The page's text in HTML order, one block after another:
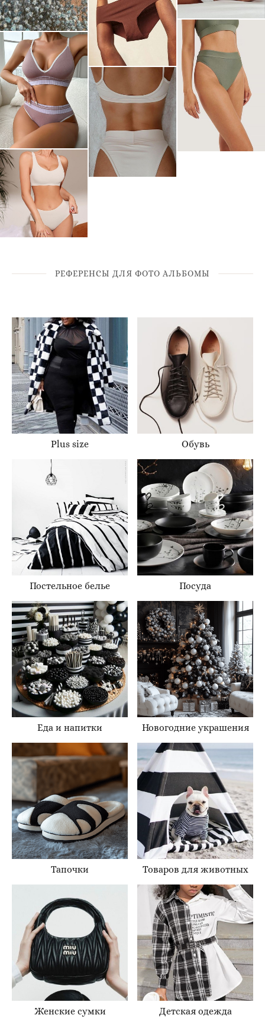
РЕФЕРЕНСЫ ДЛЯ ФОТО АЛЬБОМЫ
Plus size Обувь
Постельное белье Посуда
Еда и напитки Новогодние украшения
Тапочки Товаров для животных
Женские сумки Детская одежда